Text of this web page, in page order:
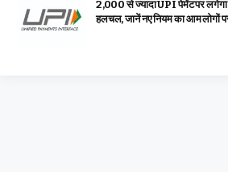
₹2,000 से ज्यादा UPI पेमेंट पर लगेगा
हलचल, जानें नए नियम का आम लोगों